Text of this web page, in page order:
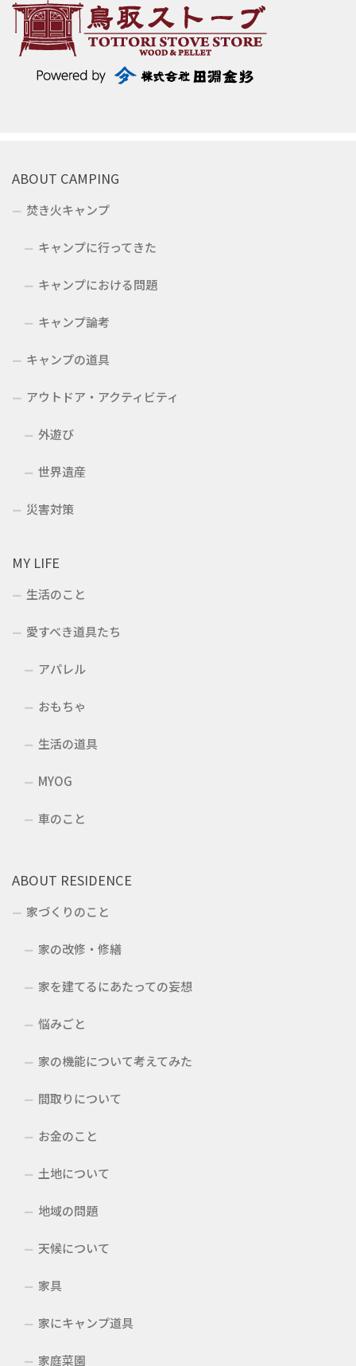
ABOUT CAMPING
焚き火キャンプ
キャンプに行ってきた
キャンプにおける問題
キャンプ論考
キャンプの道具
アウトドア・アクティビティ
外遊び
世界遺産
災害対策
MY LIFE
生活のこと
愛すべき道具たち
アパレル
おもちゃ
生活の道具
MYOG
車のこと
ABOUT RESIDENCE
家づくりのこと
家の改修・修繕
家を建てるにあたっての妄想
悩みごと
家の機能について考えてみた
間取りについて
お金のこと
土地について
地域の問題
天候について
家具
家にキャンプ道具
家庭菜園